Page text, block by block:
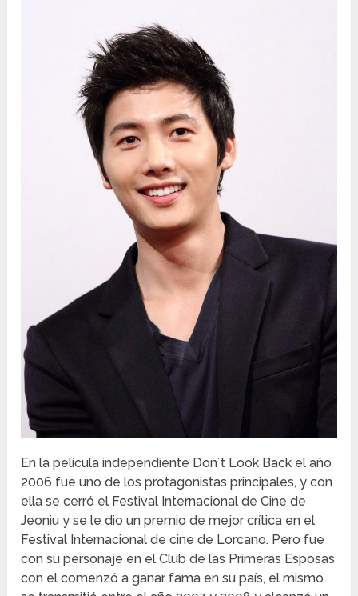
En la película independiente Don´t Look Back el año
2006 fue uno de los protagonistas principales, y con
ella se cerró el Festival Internacional de Cine de
Jeoniu y se le dio un premio de mejor crítica en el
Festival Internacional de cine de Lorcano. Pero fue
con su personaje en el Club de las Primeras Esposas
con el comenzó a ganar fama en su país, el mismo